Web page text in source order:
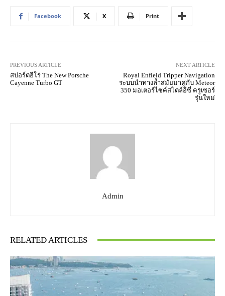
Facebook X Print
PREVIOUS ARTICLE
สปอร์ตฮีโร่ The New Porsche
Cayenne Turbo GT
NEXT ARTICLE
Royal Enfield Tripper Navigation
ระบบนำทางล้ำสมัยมาคู่กับ Meteor
350 มอเตอร์ไซค์สไตล์อีซี่ ครูเซอร์
รุ่นใหม่
Admin
RELATED ARTICLES